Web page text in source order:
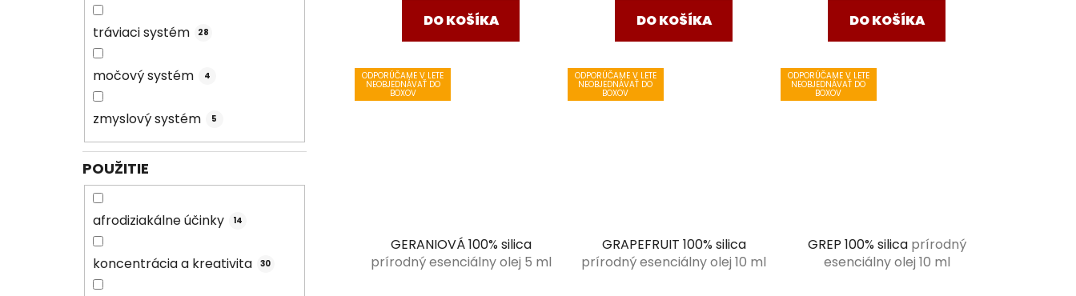
tráviaci systém 28
močový systém 4
zmyslový systém 5
POUŽITIE
afrodiziakálne účinky 14
koncentrácia a kreativita 30
DO KOŠÍKA DO KOŠÍKA DO KOŠÍKA
ODPORÚČAME V LETE
NEOBJEDNÁVAŤ DO
BOXOV
GERANIOVÁ 100% silica
prírodný esenciálny olej 5 ml
ODPORÚČAME V LETE
NEOBJEDNÁVAŤ DO
BOXOV
GRAPEFRUIT 100% silica
prírodný esenciálny olej 10 ml
ODPORÚČAME V LETE
NEOBJEDNÁVAŤ DO
BOXOV
GREP 100% silica prírodný
esenciálny olej 10 ml